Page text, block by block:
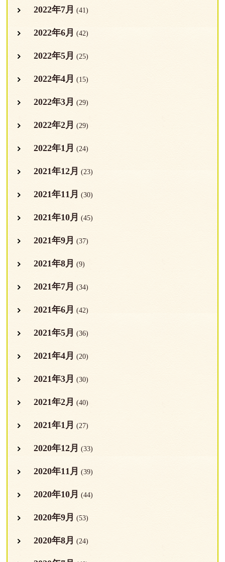
2022年7月 (41)
2022年6月 (42)
2022年5月 (25)
2022年4月 (15)
2022年3月 (29)
2022年2月 (29)
2022年1月 (24)
2021年12月 (23)
2021年11月 (30)
2021年10月 (45)
2021年9月 (37)
2021年8月 (9)
2021年7月 (34)
2021年6月 (42)
2021年5月 (36)
2021年4月 (20)
2021年3月 (30)
2021年2月 (40)
2021年1月 (27)
2020年12月 (33)
2020年11月 (39)
2020年10月 (44)
2020年9月 (53)
2020年8月 (24)